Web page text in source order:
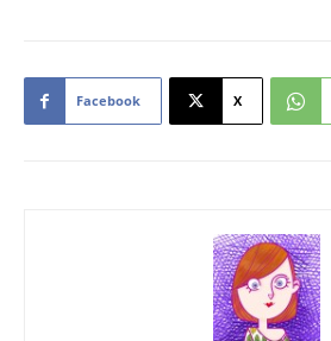
Facebook X